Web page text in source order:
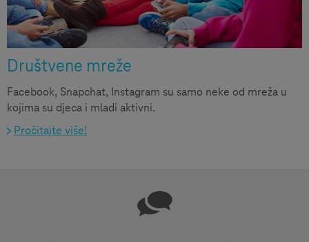
Društvene mreže
Facebook, Snapchat, Instagram su samo neke od mreža u
kojima su djeca i mladi aktivni.
Pročitajte više!